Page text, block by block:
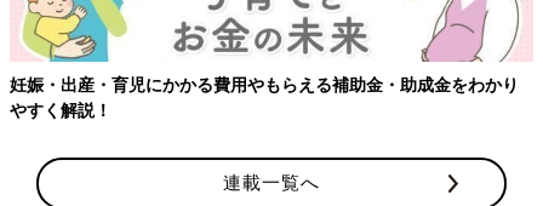
妊娠・出産・育児にかかる費用やもらえる補助金・助成金をわかり
やすく解説！
連載一覧へ